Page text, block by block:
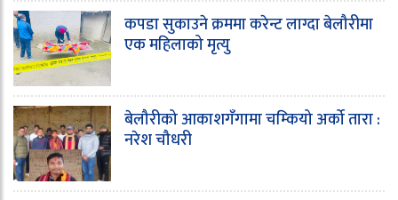
कपडा सुकाउने क्रममा करेन्ट लाग्दा बेलौरीमा
एक महिलाको मृत्यु
बेलौरीको आकाशगँगामा चम्कियो अर्को तारा :
नरेश चौधरी